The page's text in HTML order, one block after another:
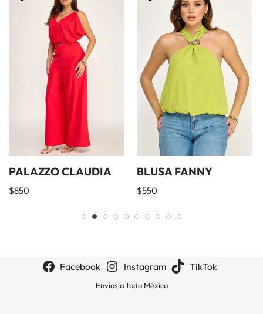
PALAZZO CLAUDIA
$850
BLUSA FANNY
$550
Facebook Instagram TikTok
Envíos a todo México